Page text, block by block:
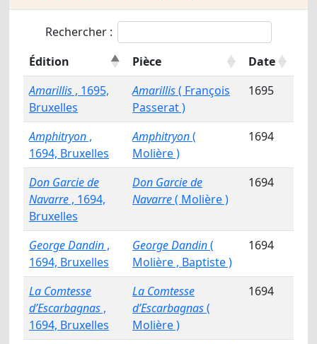
Rechercher :
Édition
Pièce
Date
Amarillis , 1695,
Bruxelles
Amarillis( François
Passerat )
1695
Amphitryon ,
1694, Bruxelles
Amphitryon(
Molière )
1694
Don Garcie de
Navarre , 1694,
Bruxelles
Don Garcie de
Navarre( Molière )
1694
George Dandin ,
1694, Bruxelles
George Dandin(
Molière , Baptiste )
1694
La Comtesse
d’Escarbagnas ,
1694, Bruxelles
La Comtesse
d’Escarbagnas(
Molière )
1694